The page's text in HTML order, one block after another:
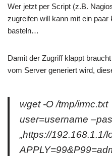
Wer jetzt per Script (z.B.
zugreifen will kann mit ein
basteln…
Damit der Zugriff klappt
vom Server generiert wird,
wget -O /tmp/
user=username
„https://192.168.1.1/